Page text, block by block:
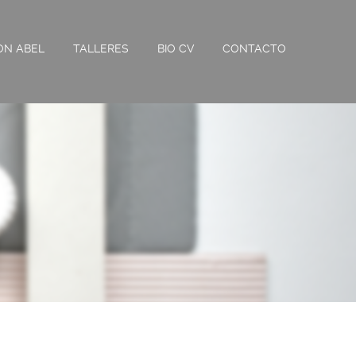
ABEL TALLERES BIO CV CONTACTO